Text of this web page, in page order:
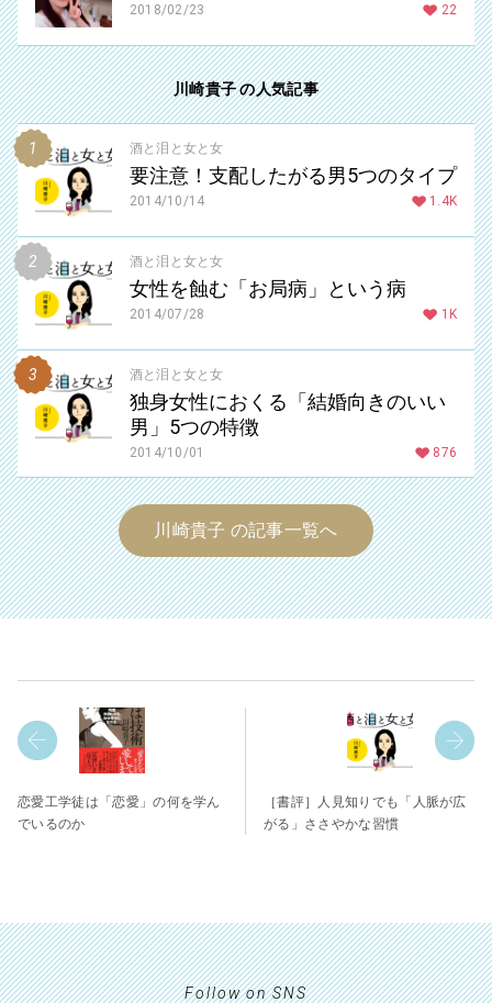
2018/02/23 22
川崎貴子 の人気記事
酒と泪と女と女
要注意！支配したがる男5つのタイプ
2014/10/14 1.4K
酒と泪と女と女
女性を蝕む「お局病」という病
2014/07/28 1K
酒と泪と女と女
独身女性におくる「結婚向きのいい
男」5つの特徴
2014/10/01 876
川崎貴子 の記事一覧へ
恋愛工学徒は「恋愛」の何を学ん
でいるのか
［書評］人見知りでも「人脈が広
がる」ささやかな習慣
Follow on SNS